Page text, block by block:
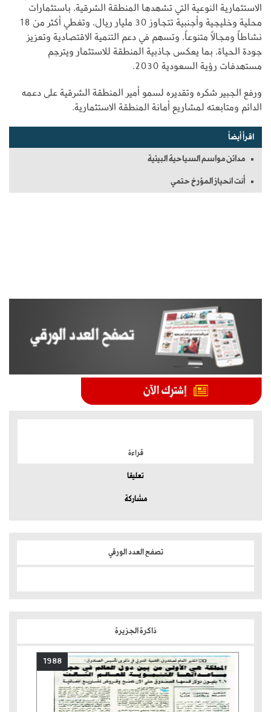
الاستثمارية النوعية التي تشهدها المنطقة الشرقية، باستثمارات
محلية وخليجية وأجنبية تتجاوز 30 مليار ريال، وتغطي أكثر من 18
نشاطاً ومجالاً متنوعاً، وتسهم في دعم التنمية الاقتصادية وتعزيز
جودة الحياة، بما يعكس جاذبية المنطقة للاستثمار ويترجم
مستهدفات رؤية السعودية 2030.
ورفع الجبير شكره وتقديره لسمو أمير المنطقة الشرقية على دعمه
الدائم ومتابعته لمشاريع أمانة المنطقة الاستثمارية.
اقرأ أيضاً
مدائن مواسم السياحية البيئية
أنت انحياز المؤرخ حتمي
قراءة
تعليقا
مشاركة
تصفح العدد الورقي
ذاكرة الجزيرة
1988